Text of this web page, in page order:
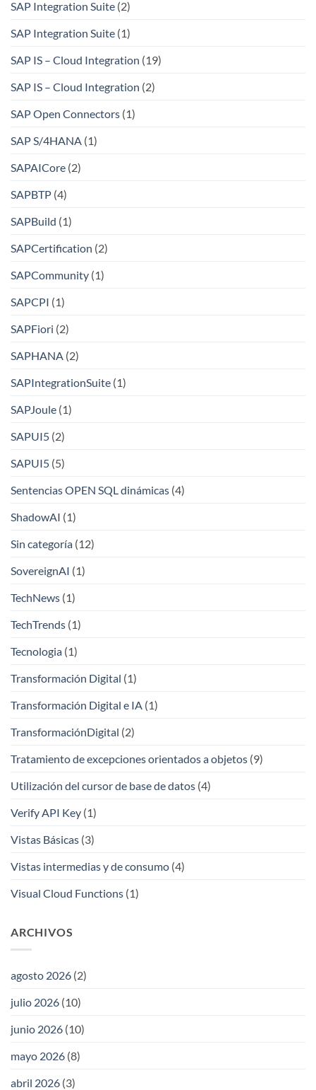
SAP Integration Suite (2)
SAP Integration Suite (1)
SAP IS – Cloud Integration (19)
SAP IS – Cloud Integration (2)
SAP Open Connectors (1)
SAP S/4HANA (1)
SAPAICore (2)
SAPBTP (4)
SAPBuild (1)
SAPCertification (2)
SAPCommunity (1)
SAPCPI (1)
SAPFiori (2)
SAPHANA (2)
SAPIntegrationSuite (1)
SAPJoule (1)
SAPUI5 (2)
SAPUI5 (5)
Sentencias OPEN SQL dinámicas (4)
ShadowAI (1)
Sin categoría (12)
SovereignAI (1)
TechNews (1)
TechTrends (1)
Tecnologia (1)
Transformación Digital (1)
Transformación Digital e IA (1)
TransformaciónDigital (2)
Tratamiento de excepciones orientados a objetos (9)
Utilización del cursor de base de datos (4)
Verify API Key (1)
Vistas Básicas (3)
Vistas intermedias y de consumo (4)
Visual Cloud Functions (1)
ARCHIVOS
agosto 2026 (2)
julio 2026 (10)
junio 2026 (10)
mayo 2026 (8)
abril 2026 (3)